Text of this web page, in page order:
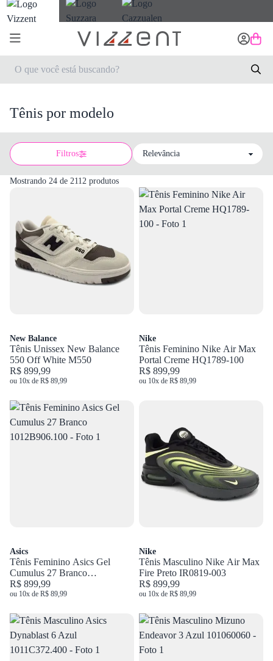
Tênis por modelo
Filtros
Sort by
Mostrando 24 de 2112 produtos
New Balance
Tênis Unissex New Balance
550 Off White M550
R$ 899,99
ou 10x de R$ 89,99
Nike
Tênis Feminino Nike Air Max
Portal Creme HQ1789-100
R$ 899,99
ou 10x de R$ 89,99
Asics
Tênis Feminino Asics Gel
Cumulus 27 Branco
1012B906.100
R$ 899,99
ou 10x de R$ 89,99
Nike
Tênis Masculino Nike Air Max
Fire Preto IR0819-003
R$ 899,99
ou 10x de R$ 89,99